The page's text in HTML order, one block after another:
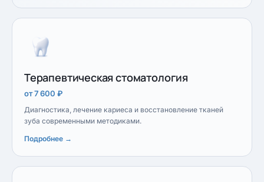
Терапевтическая стоматология
от 7 600 ₽
Диагностика, лечение кариеса и восстановление тканей
зуба современными методиками.
Подробнее →